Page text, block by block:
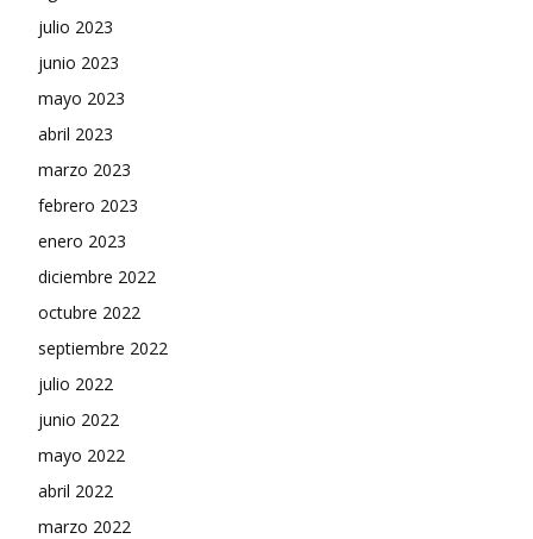
julio 2023
junio 2023
mayo 2023
abril 2023
marzo 2023
febrero 2023
enero 2023
diciembre 2022
octubre 2022
septiembre 2022
julio 2022
junio 2022
mayo 2022
abril 2022
marzo 2022